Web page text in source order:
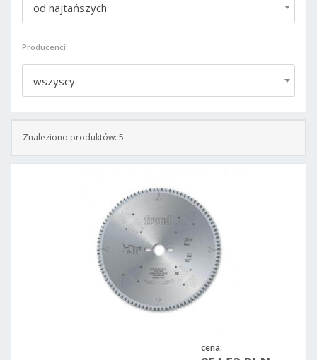
od najtańszych
Producenci:
wszyscy
Znaleziono produktów: 5
cena: